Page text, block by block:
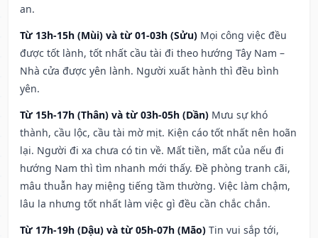
an.
Từ 13h-15h (Mùi) và từ 01-03h (Sửu) Mọi công việc đều
được tốt lành, tốt nhất cầu tài đi theo hướng Tây Nam –
Nhà cửa được yên lành. Người xuất hành thì đều bình
yên.
Từ 15h-17h (Thân) và từ 03h-05h (Dần) Mưu sự khó
thành, cầu lộc, cầu tài mờ mịt. Kiện cáo tốt nhất nên hoãn
lại. Người đi xa chưa có tin về. Mất tiền, mất của nếu đi
hướng Nam thì tìm nhanh mới thấy. Đề phòng tranh cãi,
mâu thuẫn hay miệng tiếng tầm thường. Việc làm chậm,
lâu la nhưng tốt nhất làm việc gì đều cần chắc chắn.
Từ 17h-19h (Dậu) và từ 05h-07h (Mão) Tin vui sắp tới,